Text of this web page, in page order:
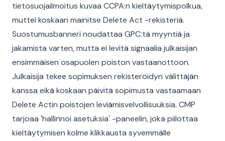
tietosuojailmoitus kuvaa CCPA:n kieltäytymispolkua,
muttei koskaan mainitse Delete Act -rekisteriä.
Suostumusbanneri noudattaa GPC:tä myyntiä ja
jakamista varten, mutta ei levitä signaalia julkaisijan
ensimmäisen osapuolen poiston vastaanottoon.
Julkaisija tekee sopimuksen rekisteröidyn välittäjän
kanssa eikä koskaan päivitä sopimusta vastaamaan
Delete Actin poistojen leviämisvelvollisuuksia. CMP
tarjoaa 'hallinnoi asetuksia' -paneelin, joka piilottaa
kieltäytymisen kolme klikkausta syvemmälle